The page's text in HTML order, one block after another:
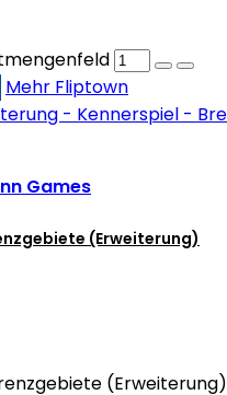
Mehr Fliptown
Games
(Erweiterung)
(Erweiterung)